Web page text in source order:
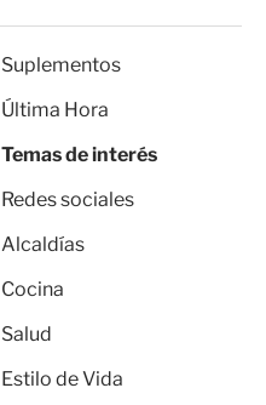
Suplementos
Última Hora
Temas de interés
Redes sociales
Alcaldías
Cocina
Salud
Estilo de Vida